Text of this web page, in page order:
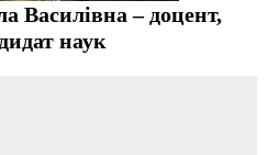
Василівна – доцент,
наук